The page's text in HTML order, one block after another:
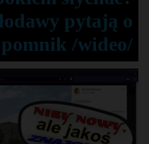
pytają o
/wideo/